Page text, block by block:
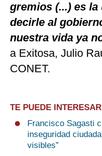
gremios (...) es
decirle al
nuestra vida ya
a Exitosa, Julio
CONET.
TE PUEDE INTERESAR
Francisco Sagasti
inseguridad
visibles”